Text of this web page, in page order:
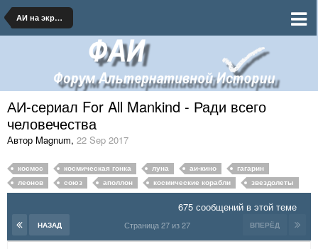
АИ на экране
АИ-сериал For All Mankind - Ради всего
человечества
Автор Magnum, 22 Sep 2017
космос космическая гонка луна аи-кино
гагарин
леонов
союз аполлон космические корабли звездолеты
675 сообщений в этой теме
НАЗАД ВПЕРЁД
Страница 27 из 27